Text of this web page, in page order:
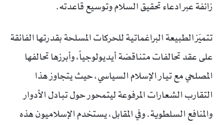
زائفة عبر ادعاء تحقيق السلام وتوسيع قاعدته.
تتميّز الطبيعة البراغماتية للحركات المسلحة بقدرتها الفائقة
على عقد تحالفات متناقضة أيديولوجياً، وأبرزها تحالفها
المصلحي مع تيار الإسلام السياسي، حيث يتجاوز هذا
التقارب الشعارات المرفوعة ليتمحور حول تبادل الأدوار
والمنافع السلطوية. وفي المقابل، يستخدم الإسلاميون هذه